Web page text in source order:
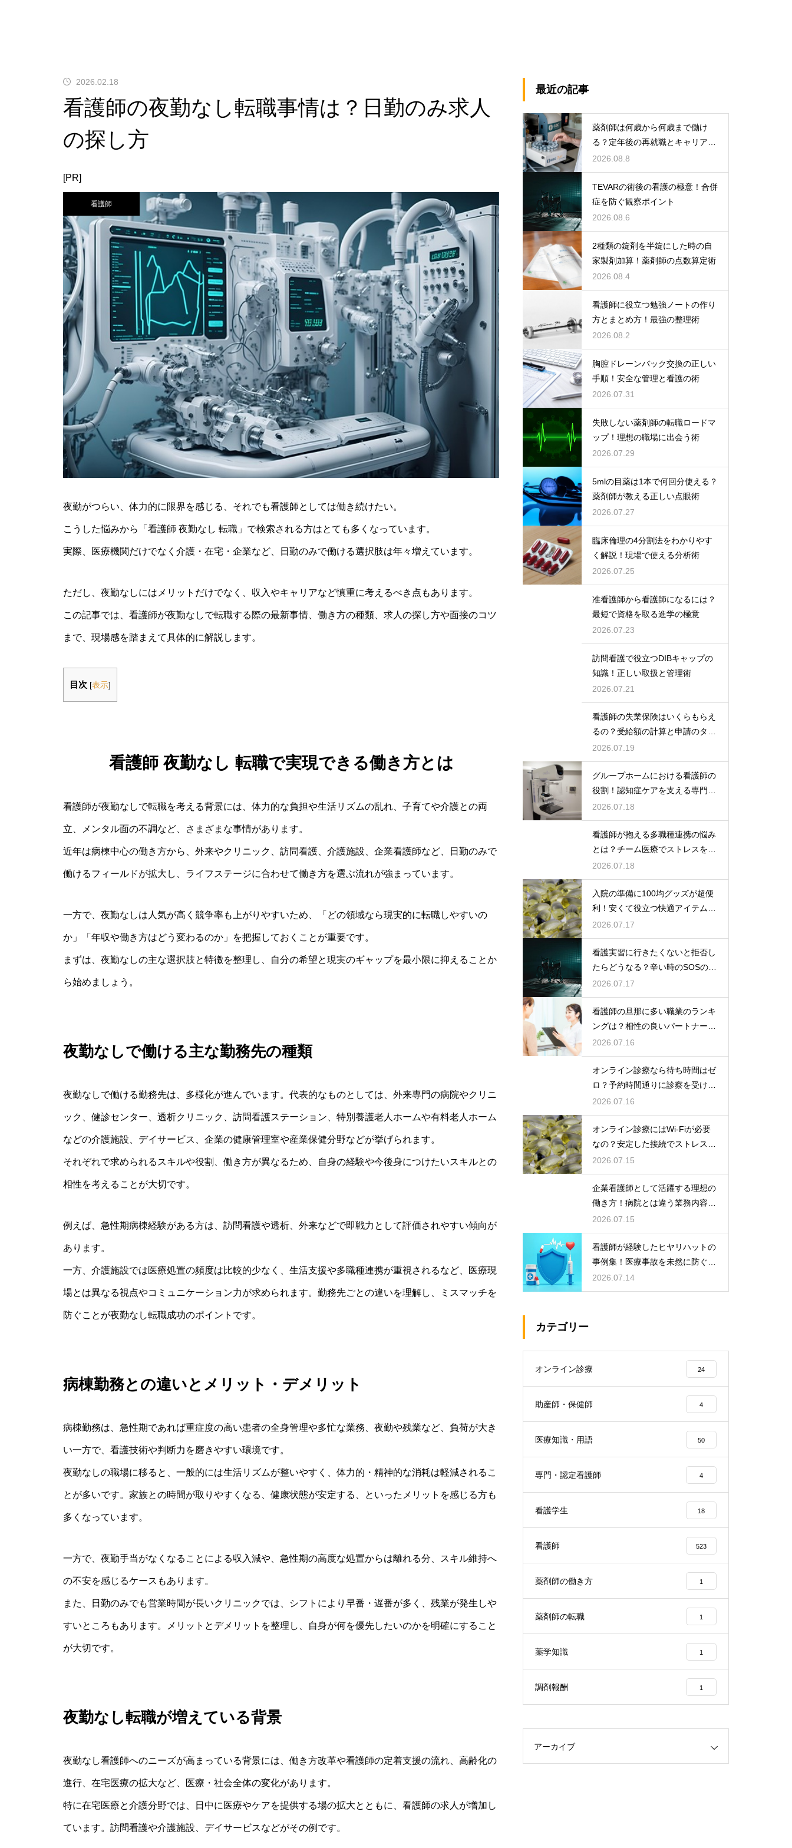
2026.02.18
看護師の夜勤なし転職事情は？日勤のみ求人
の探し方
[PR]
看護師
夜勤がつらい、体力的に限界を感じる、それでも看護師としては働き続けたい。
こうした悩みから「看護師 夜勤なし 転職」で検索される方はとても多くなっています。
実際、医療機関だけでなく介護・在宅・企業など、日勤のみで働ける選択肢は年々増えています。
ただし、夜勤なしにはメリットだけでなく、収入やキャリアなど慎重に考えるべき点もあります。
この記事では、看護師が夜勤なしで転職する際の最新事情、働き方の種類、求人の探し方や面接のコツ
まで、現場感を踏まえて具体的に解説します。
目次 [表示]
看護師 夜勤なし 転職で実現できる働き方とは
看護師が夜勤なしで転職を考える背景には、体力的な負担や生活リズムの乱れ、子育てや介護との両
立、メンタル面の不調など、さまざまな事情があります。
近年は病棟中心の働き方から、外来やクリニック、訪問看護、介護施設、企業看護師など、日勤のみで
働けるフィールドが拡大し、ライフステージに合わせて働き方を選ぶ流れが強まっています。
一方で、夜勤なしは人気が高く競争率も上がりやすいため、「どの領域なら現実的に転職しやすいの
か」「年収や働き方はどう変わるのか」を把握しておくことが重要です。
まずは、夜勤なしの主な選択肢と特徴を整理し、自分の希望と現実のギャップを最小限に抑えることか
ら始めましょう。
夜勤なしで働ける主な勤務先の種類
夜勤なしで働ける勤務先は、多様化が進んでいます。代表的なものとしては、外来専門の病院やクリニ
ック、健診センター、透析クリニック、訪問看護ステーション、特別養護老人ホームや有料老人ホーム
などの介護施設、デイサービス、企業の健康管理室や産業保健分野などが挙げられます。
それぞれで求められるスキルや役割、働き方が異なるため、自身の経験や今後身につけたいスキルとの
相性を考えることが大切です。
例えば、急性期病棟経験がある方は、訪問看護や透析、外来などで即戦力として評価されやすい傾向が
あります。
一方、介護施設では医療処置の頻度は比較的少なく、生活支援や多職種連携が重視されるなど、医療現
場とは異なる視点やコミュニケーション力が求められます。勤務先ごとの違いを理解し、ミスマッチを
防ぐことが夜勤なし転職成功のポイントです。
病棟勤務との違いとメリット・デメリット
病棟勤務は、急性期であれば重症度の高い患者の全身管理や多忙な業務、夜勤や残業など、負荷が大き
い一方で、看護技術や判断力を磨きやすい環境です。
夜勤なしの職場に移ると、一般的には生活リズムが整いやすく、体力的・精神的な消耗は軽減されるこ
とが多いです。家族との時間が取りやすくなる、健康状態が安定する、といったメリットを感じる方も
多くなっています。
一方で、夜勤手当がなくなることによる収入減や、急性期の高度な処置からは離れる分、スキル維持へ
の不安を感じるケースもあります。
また、日勤のみでも営業時間が長いクリニックでは、シフトにより早番・遅番が多く、残業が発生しや
すいところもあります。メリットとデメリットを整理し、自身が何を優先したいのかを明確にすること
が大切です。
夜勤なし転職が増えている背景
夜勤なし看護師へのニーズが高まっている背景には、働き方改革や看護師の定着支援の流れ、高齢化の
進行、在宅医療の拡大など、医療・社会全体の変化があります。
特に在宅医療と介護分野では、日中に医療やケアを提供する場の拡大とともに、看護師の求人が増加し
ています。訪問看護や介護施設、デイサービスなどがその例です。
最近の記事
薬剤師は何歳から何歳まで働け
る？定年後の再就職とキャリアの
術
2026.08.8
TEVARの術後の看護の極意！合併
症を防ぐ観察ポイント
2026.08.6
2種類の錠剤を半錠にした時の自
家製剤加算！薬剤師の点数算定術
2026.08.4
看護師に役立つ勉強ノートの作り
方とまとめ方！最強の整理術
2026.08.2
胸腔ドレーンバック交換の正しい
手順！安全な管理と看護の術
2026.07.31
失敗しない薬剤師の転職ロードマ
ップ！理想の職場に出会う術
2026.07.29
5mlの目薬は1本で何回分使える？
薬剤師が教える正しい点眼術
2026.07.27
臨床倫理の4分割法をわかりやす
く解説！現場で使える分析術
2026.07.25
准看護師から看護師になるには？
最短で資格を取る進学の極意
2026.07.23
訪問看護で役立つDIBキャップの
知識！正しい取扱と管理術
2026.07.21
看護師の失業保険はいくらもらえ
るの？受給額の計算と申請のタイ
ミング
2026.07.19
グループホームにおける看護師の
役割！認知症ケアを支える専門的
な力
2026.07.18
看護師が抱える多職種連携の悩み
とは？チーム医療でストレスを減
らす方法
2026.07.18
入院の準備に100均グッズが超便
利！安くて役立つ快適アイテムを
紹介
2026.07.17
看護実習に行きたくないと拒否し
たらどうなる？辛い時のSOSの出
し方
2026.07.17
看護師の旦那に多い職業のランキ
ングは？相性の良いパートナーの
条件と傾向
2026.07.16
オンライン診療なら待ち時間はゼ
ロ？予約時間通りに診察を受ける
コツ
2026.07.16
オンライン診療にはWi-Fiが必要
なの？安定した接続でストレスフ
リーに
2026.07.15
企業看護師として活躍する理想の
働き方！病院とは違う業務内容と
やりがい
2026.07.15
看護師が経験したヒヤリハットの
事例集！医療事故を未然に防ぐた
めの対策
2026.07.14
カテゴリー
オンライン診療 24
助産師・保健師 4
医療知識・用語 50
専門・認定看護師 4
看護学生 18
看護師 523
薬剤師の働き方 1
薬剤師の転職 1
薬学知識 1
調剤報酬 1
アーカイブ